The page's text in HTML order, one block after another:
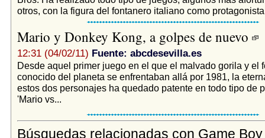
otros, con la figura del fontanero italiano como
Mario y Donkey Kong, a golpes de nuevo
12:31 (04/02/11) Fuente: abcdesevilla.es
Desde aquel primer juego en el que el malvado gorila y el
conocido del planeta se enfrentaban allá por 1981, la
estos dos personajes ha quedado patente en todo tipo de
'Mario vs...
Búsquedas relacionadas con Game